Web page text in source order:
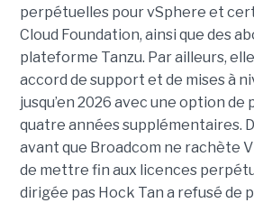
perpétuelles pour vSphere et
Cloud Foundation, ainsi que des
plateforme Tanzu. Par ailleurs,
accord de support et de mises à
jusqu’en 2026 avec une option
quatre années supplémentaires.
avant que Broadcom ne rachète
de mettre fin aux licences
dirigée pas Hock Tan a refusé de